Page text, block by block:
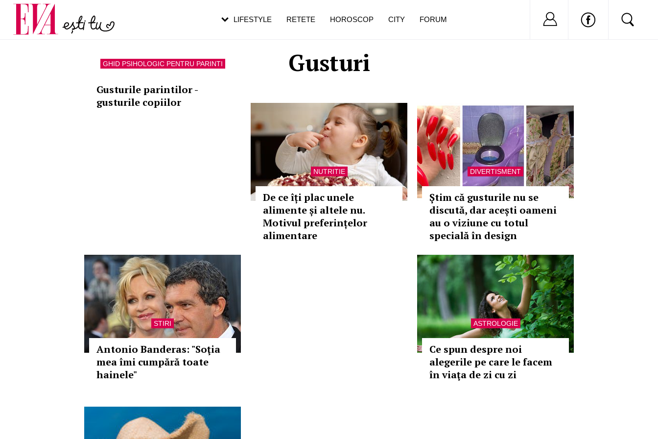
Gusturi
GHID PSIHOLOGIC PENTRU PARINTI
Gusturile parintilor -
gusturile copiilor
NUTRITIE
De ce îți plac unele
alimente și altele nu.
Motivul preferințelor
alimentare
DIVERTISMENT
Știm că gusturile nu se
discută, dar acești oameni
au o viziune cu totul
specială în design
STIRI
Antonio Banderas: "Soţia
mea îmi cumpără toate
hainele"
ASTROLOGIE
Ce spun despre noi
alegerile pe care le facem
în viaţa de zi cu zi
LIFESTYLE RETETE HOROSCOP CITY FORUM Nu ai cont?
Carieră
Actualitate
pe măsură ce înaintezi în vârstă
de dureroasă este investigația